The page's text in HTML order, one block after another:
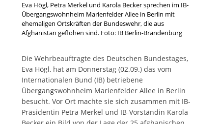
Eva Högl, Petra Merkel und Karola Becker sprechen im IB-
Übergangswohnheim Marienfelder Allee in Berlin mit
ehemaligen Ortskräften der Bundeswehr, die aus
Afghanistan geflohen sind. Foto: IB Berlin-Brandenburg
Die Wehrbeauftragte des Deutschen Bundestages,
Eva Högl, hat am Donnerstag (02.09.) das vom
Internationalen Bund (IB) betriebene
Übergangswohnheim Marienfelder Allee in Berlin
besucht. Vor Ort machte sie sich zusammen mit IB-
Präsidentin Petra Merkel und IB-Vorständin Karola